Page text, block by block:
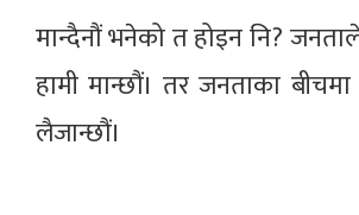
मान्दैनौं भनेको त होइन नि?
हामी मान्छौं। तर जनताका बीचमा
लैजान्छौं।